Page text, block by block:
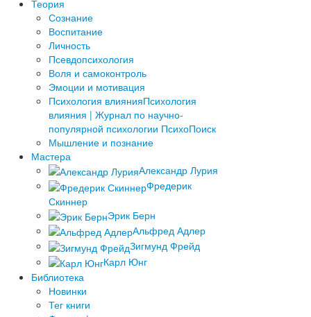
Теория
Сознание
Воспитание
Личность
Псевдопсихология
Воля и самоконтроль
Эмоции и мотивация
Психология влиянияПсихология
влияния | Журнал по научно-
популярной психологии ПсихоПоиск
Мышление и познание
Мастера
Александр Лурия
Фредерик
Скиннер
Эрик Берн
Альфред Адлер
Зигмунд Фрейд
Карл Юнг
Библиотека
Новинки
Тег книги